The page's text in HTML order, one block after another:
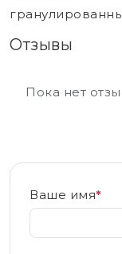
Отзывы
Пока нет
Ваше имя*